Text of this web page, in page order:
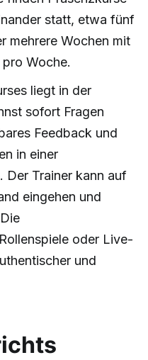
statt, etwa fünf
mehrere Wochen mit
Woche.
liegt in der
sofort Fragen
Feedback und
in einer
Der Trainer kann auf
eingehen und
oder Live-
und